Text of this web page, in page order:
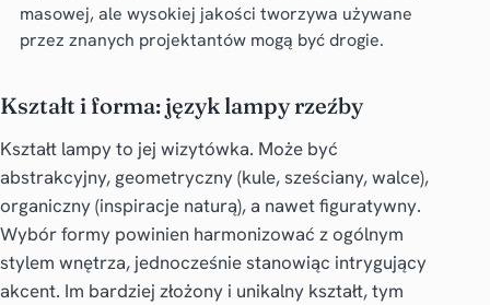
masowej, ale wysokiej jakości tworzywa używane
przez znanych projektantów mogą być drogie.
Kształt i forma: język lampy rzeźby
Kształt lampy to jej wizytówka. Może być
abstrakcyjny, geometryczny (kule, sześciany, walce),
organiczny (inspiracje naturą), a nawet figuratywny.
Wybór formy powinien harmonizować z ogólnym
stylem wnętrza, jednocześnie stanowiąc intrygujący
akcent. Im bardziej złożony i unikalny kształt, tym